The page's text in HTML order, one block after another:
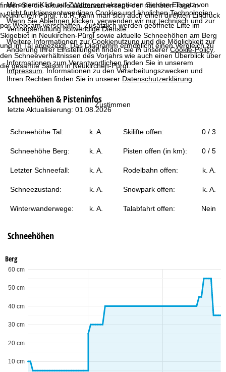
Mit einem Klick aufZustimmenakzeptieren Sie den Einsatz von
nicht funktionsnotwendigen Cookies und ähnlichen Technologien.
Wenn SieAblehnen klicken, verwenden wir nur technisch und zur
Vertragserfüllung notwendige Dienste.
Weitere Informationen zur Cookienutzung und die Möglichkeit zur
Änderung Ihrer Einstellungen finden Sie in unsererCookie-Policy
Informationen zum Verantwortlichen finden Sie in unserem
Impressum. Informationen zu den Verarbeitungszwecken und
Ihren Rechten finden Sie in unserer Datenschutzerklärung
Zustimmen
t
s
e
i
t
finden Sie die aktuelle Wettervorhersage der nächsten Tage in
Neukirchen-Pürgl. I.d.R. kann man sich auch einen direkten Eindruck
per Webcam verschaffen. Zusätzlich werden geöffnete Lifte im
Skigebiet in Neukirchen-Pürgl sowie aktuelle Schneehöhen am Berg
und im Tal angezeigt. Das Diagramm ermöglicht einen Vergleich zu
den Schneeverhältnissen des Vorjahrs wie auch einen Überblick über
die gesamte Saison in Neukirchen-Pürgl.
Schneehöhen & Pisteninfos
letzte Aktualisierung: 01.08.2026
Schneehöhe Tal: k. A. Skilifte offen: 0 / 3
Schneehöhe Berg: k. A. Pisten offen (in km): 0 / 5
Letzter Schneefall: k. A. Rodelbahn offen: k. A.
Schneezustand: k. A. Snowpark offen: k. A.
Winterwanderwege: k. A. Talabfahrt offen: Nein
Schneehöhen
Berg
10 cm
20 cm
30 cm
40 cm
50 cm
60 cm